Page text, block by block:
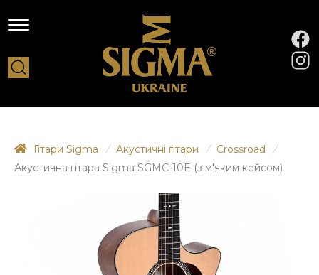
Гітари Sigma / Акустичні гітари / Crossroad
/
Акустична гітара Sigma SGMC-10E (з м'яким кейсом)